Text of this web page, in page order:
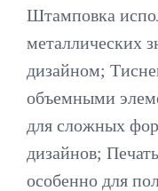
Штамповка
металлических
дизайном;
объемными
для сложных
дизайнов;
особенно для